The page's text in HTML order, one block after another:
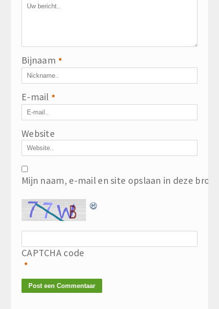
Bijnaam *
E-mail *
Website
Mijn naam, e-mail en site opslaan in deze
CAPTCHA code
*